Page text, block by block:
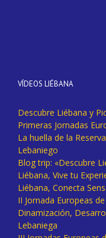
VÍDEOS LIÉBANA
Descubre Liébana y
Primeras Jornadas
La huella de la
Lebaniego
Blog trip: «Descubre
Liébana, Vive tu
Liébana, Conecta
II Jornada Europeas
Dinamización,
Lebaniega